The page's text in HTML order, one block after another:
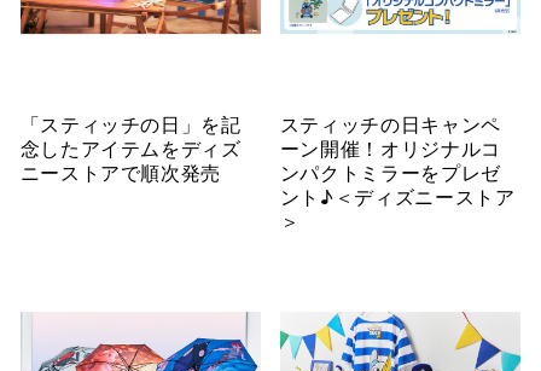
「スティッチの日」を記
念したアイテムをディズ
ニーストアで順次発売
スティッチの日キャンペ
ーン開催！オリジナルコ
ンパクトミラーをプレゼ
ント♪＜ディズニーストア
＞